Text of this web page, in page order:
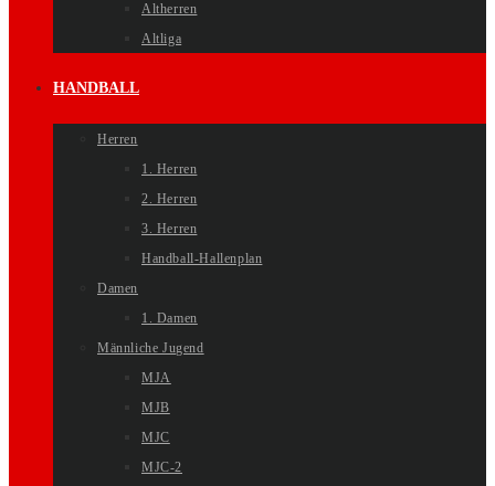
Altherren
Altliga
HANDBALL
Herren
1. Herren
2. Herren
3. Herren
Handball-Hallenplan
Damen
1. Damen
Männliche Jugend
MJA
MJB
MJC
MJC-2